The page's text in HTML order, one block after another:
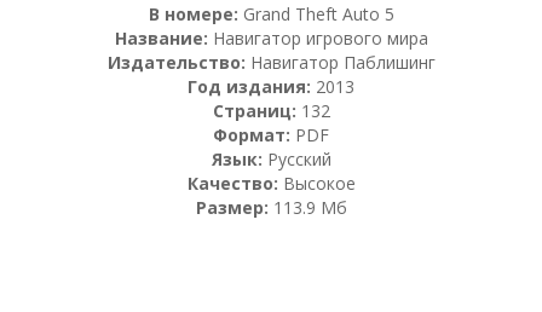
В номере: Grand Theft Auto 5
Название: Навигатор игрового мира
Издательство: Навигатор Паблишинг
Год издания: 2013
Страниц: 132
Формат: PDF
Язык: Русский
Качество: Высокое
Размер: 113.9 Мб